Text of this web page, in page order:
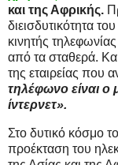
και της Αφρικής.
διεισδυτικότητα
κινητής
από τα σταθερά.
της εταιρείας που
τηλέφωνο είναι ο
ίντερνετ».
Στο δυτικό κόσμο
προέκταση του